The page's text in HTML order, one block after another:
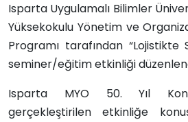
Isparta Uygulamalı Bilimler
Yüksekokulu Yönetim ve
Programı tarafından “Lojistikte
seminer/eğitim etkinliği
Isparta MYO 50. Yıl
gerçekleştirilen etkinliğe